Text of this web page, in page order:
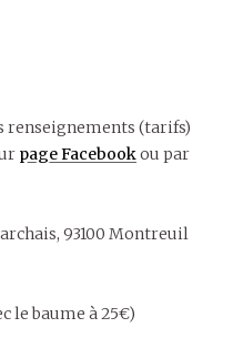
renseignements (tarifs)
page Facebookou par
93100 Montreuil
le baume à 25€)